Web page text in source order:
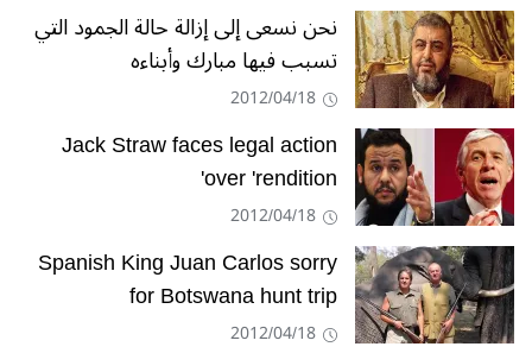
نحن نسعى إلى إزالة حالة الجمود التي
تسبب فيها مبارك وأبناءه
2012/04/18
Jack Straw faces legal action
over 'rendition'
2012/04/18
Spanish King Juan Carlos sorry
for Botswana hunt trip
2012/04/18